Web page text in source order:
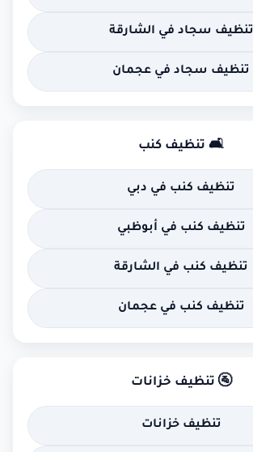
تنظيف سجاد في الشارقة
تنظيف سجاد في عجمان
🛋 تنظيف كنب
تنظيف كنب في دبي
تنظيف كنب في أبوظبي
تنظيف كنب في الشارقة
تنظيف كنب في عجمان
🚰 تنظيف خزانات
تنظيف خزانات